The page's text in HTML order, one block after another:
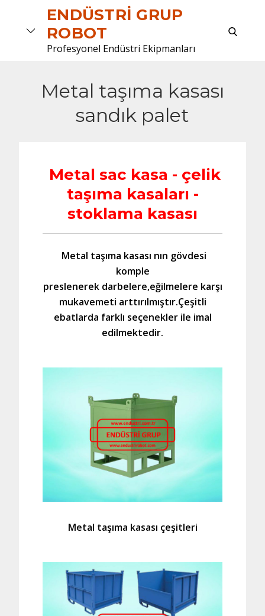
ENDÜSTRI GRUP
ROBOT
Profesyonel Endüstri Ekipmanları
search
Metal taşıma kasası
sandık palet
Metal sac kasa - çelik
taşıma kasaları -
stoklama kasası
Metal taşıma kasası nın gövdesi
komple
preslenerek darbelere,eğilmelere karşı
mukavemeti arttırılmıştır.Çeşitli
ebatlarda farklı seçenekler ile imal
edilmektedir.
Metal taşıma kasası çeşitleri